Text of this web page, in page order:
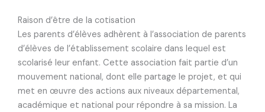
Raison d’être de la cotisation
Les parents d’élèves adhèrent à l’association de parents
d’élèves de l’établissement scolaire dans lequel est
scolarisé leur enfant. Cette association fait partie d’un
mouvement national, dont elle partage le projet, et qui
met en œuvre des actions aux niveaux départemental,
académique et national pour répondre à sa mission. La